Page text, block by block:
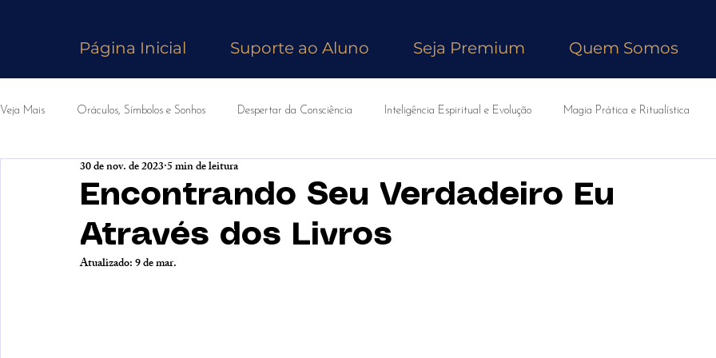
Página Inicial Suporte ao Aluno Seja Premium Quem Somos
Veja Mais Oráculos, Símbolos e Sonhos Despertar da Consciência Inteligência Espiritual e Evolução Magia Prática e Ritualística
Encontrando Seu Verdadeiro Eu
Através dos Livros
30 de nov. de 20235 min de leitura
Atualizado:9 de mar.